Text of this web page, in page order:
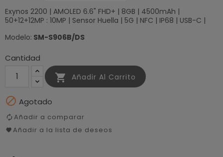
Exynos 2200 | AMOLED 6.6" FHD+ | 8GB | 4500mAh |
50+12+12MP : 10MP | Sensor Huella | 5G | NFC | IP68 | USB-C |
Modelo: SM-S906B/DS
Cantidad
 Añadir Al Carrito
 Agotado
Añadir a comparar
Añadir a la lista de deseos